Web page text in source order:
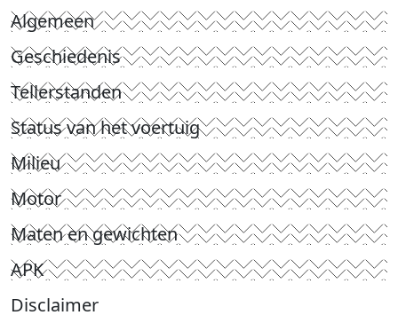
Algemeen
Geschiedenis
Tellerstanden
Status van het voertuig
Milieu
Motor
Maten en gewichten
APK
Disclaimer